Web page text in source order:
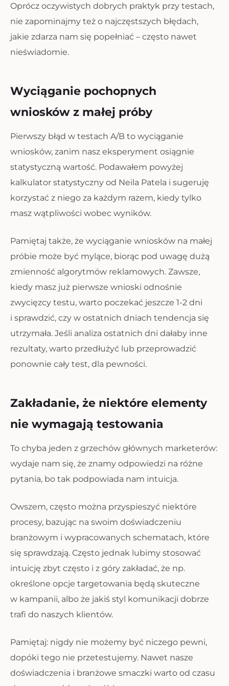
Oprócz oczywistych dobrych praktyk przy testach,
nie zapominajmy też o najczęstszych błędach,
jakie zdarza nam się popełniać – często nawet
nieświadomie.
Wyciąganie pochopnych
wniosków z małej próby
Pierwszy błąd w testach A/B to wyciąganie
wniosków, zanim nasz eksperyment osiągnie
statystyczną wartość. Podawałem powyżej
kalkulator statystyczny od Neila Patela i sugeruję
korzystać z niego za każdym razem, kiedy tylko
masz wątpliwości wobec wyników.
Pamiętaj także, że wyciąganie wniosków na małej
próbie może być mylące, biorąc pod uwagę dużą
zmienność algorytmów reklamowych. Zawsze,
kiedy masz już pierwsze wnioski odnośnie
zwycięzcy testu, warto poczekać jeszcze 1-2 dni
i sprawdzić, czy w ostatnich dniach tendencja się
utrzymała. Jeśli analiza ostatnich dni dałaby inne
rezultaty, warto przedłużyć lub przeprowadzić
ponownie cały test, dla pewności.
Zakładanie, że niektóre elementy
nie wymagają testowania
To chyba jeden z grzechów głównych marketerów:
wydaje nam się, że znamy odpowiedzi na różne
pytania, bo tak podpowiada nam intuicja.
Owszem, często można przyspieszyć niektóre
procesy, bazując na swoim doświadczeniu
branżowym i wypracowanych schematach, które
się sprawdzają. Często jednak lubimy stosować
intuicję zbyt często i z góry zakładać, że np.
określone opcje targetowania będą skuteczne
w kampanii, albo że jakiś styl komunikacji dobrze
trafi do naszych klientów.
Pamiętaj: nigdy nie możemy być niczego pewni,
dopóki tego nie przetestujemy. Nawet nasze
doświadczenia i branżowe smaczki warto od czasu